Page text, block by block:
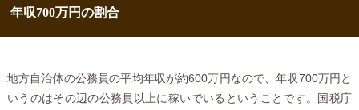
年収700万円の割合
地方自治体の公務員の平均年収が約600万円なので、年収700万円と
いうのはその辺の公務員以上に稼いでいるということです。国税庁